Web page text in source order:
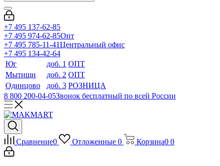
+7 495 137-62-85
+7 495 974-62-85Опт
+7 495 785-11-41Центральный офис
+7 495 134-42-64
Юг
доб. 1 ОПТ
Мытищи
доб. 2 ОПТ
Одинцово
доб. 3 РОЗНИЦА
8 800 200-04-05Звонок бесплатный по всей России
Сравнение0 Отложенные 0 Корзина0 0